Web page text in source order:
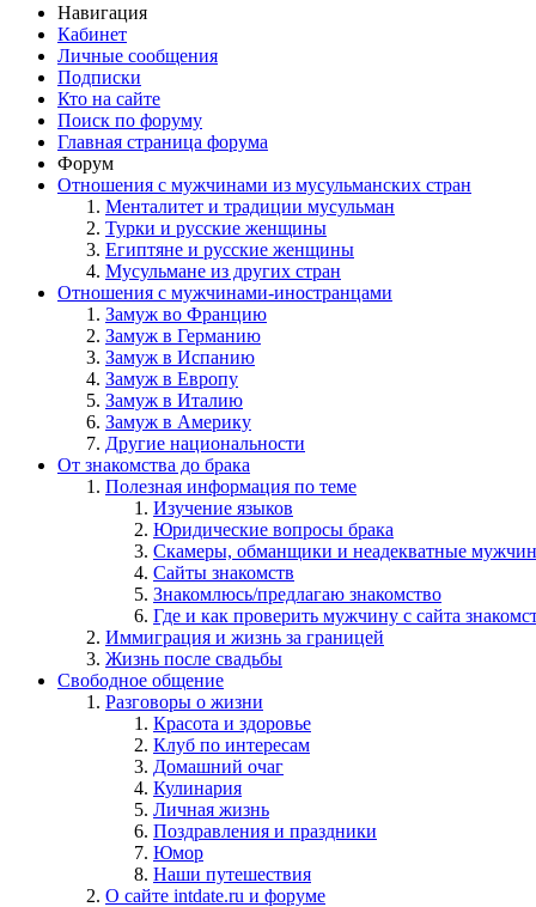
Навигация
Кабинет
Личные сообщения
Подписки
Кто на сайте
Поиск по форуму
Главная страница форума
Форум
Отношения с мужчинами из мусульманских стран
Менталитет и традиции мусульман
Турки и русские женщины
Египтяне и русские женщины
Мусульмане из других стран
Отношения с мужчинами-иностранцами
Замуж во Францию
Замуж в Германию
Замуж в Испанию
Замуж в Европу
Замуж в Италию
Замуж в Америку
Другие национальности
От знакомства до брака
Полезная информация по теме
Изучение языков
Юридические вопросы брака
Скамеры, обманщики и неадекватные
Сайты знакомств
Знакомлюсь/предлагаю знакомство
Где и как проверить мужчину с сайта
Иммиграция и жизнь за границей
Жизнь после свадьбы
Свободное общение
Разговоры о жизни
Красота и здоровье
Клуб по интересам
Домашний очаг
Кулинария
Личная жизнь
Поздравления и праздники
Юмор
Наши путешествия
О сайте intdate.ru и форуме